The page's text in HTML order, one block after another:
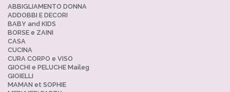
ABBIGLIAMENTO DONNA
ADDOBBI E DECORI
BABY and KIDS
BORSE e ZAINI
CASA
CUCINA
CURA CORPO e VISO
GIOCHI e PELUCHE Maileg
GIOIELLI
MAMAN et SOPHIE